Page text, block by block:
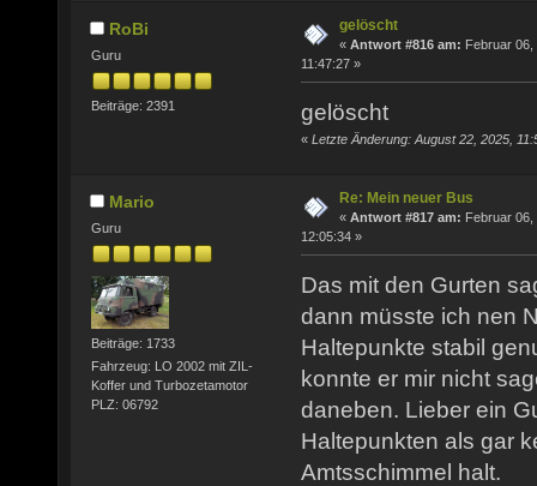
RoBi
Guru
Beiträge: 2391
gelöscht
« Antwort #816 am: Februar 06,
11:47:27 »
gelöscht
« Letzte Änderung: August 22, 2025,
Mario
Guru
Beiträge: 1733
Fahrzeug: LO 2002 mit ZIL-
Koffer und Turbozetamotor
PLZ: 06792
Re: Mein neuer Bus
« Antwort #817 am: Februar 06,
12:05:34 »
Das mit den Gurten
dann müsste ich nen
Haltepunkte stabil
konnte er mir nicht
daneben. Lieber ein
Haltepunkten als gar
Amtsschimmel halt.